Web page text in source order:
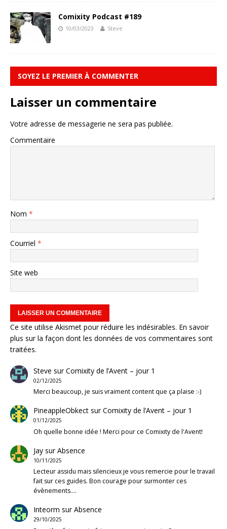
Comixity Podcast #189
10/03/2023 Steve
SOYEZ LE PREMIER À COMMENTER
Laisser un commentaire
Votre adresse de messagerie ne sera pas publiée.
Commentaire
Nom *
Courriel *
Site web
Ce site utilise Akismet pour réduire les indésirables. En savoir
plus sur la façon dont les données de vos commentaires sont
traitées.
Steve surComixity de l’Avent – jour 1
02/12/2025
Merci beaucoup, je suis vraiment content que ça plaise :-)
PineappleObkectsurComixity de l’Avent – jour 1
01/12/2025
Oh quelle bonne idée ! Merci pour ce Comixity de l'Avent!
JaysurAbsence
10/11/2025
Lecteur assidu mais silencieux je vous remercie pour le travail
fait sur ces guides. Bon courage pour surmonter ces
évènements.…
Inteorm surAbsence
29/10/2025